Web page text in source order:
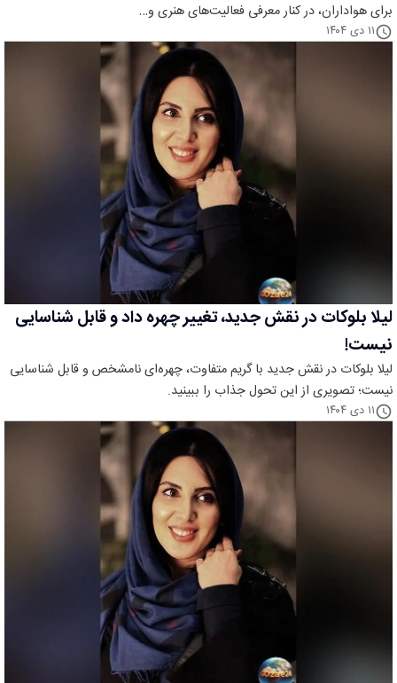
برای هواداران، در کنار معرفی فعالیت‌های هنری و…
۱۱ دی ۱۴۰۴
لیلا بلوکات در نقش جدید، تغییر چهره داد و قابل شناسایی
نیست!
لیلا بلوکات در نقش جدید با گریم متفاوت، چهره‌ای نامشخص و قابل شناسایی
نیست؛ تصویری از این تحول جذاب را ببینید.
۱۱ دی ۱۴۰۴